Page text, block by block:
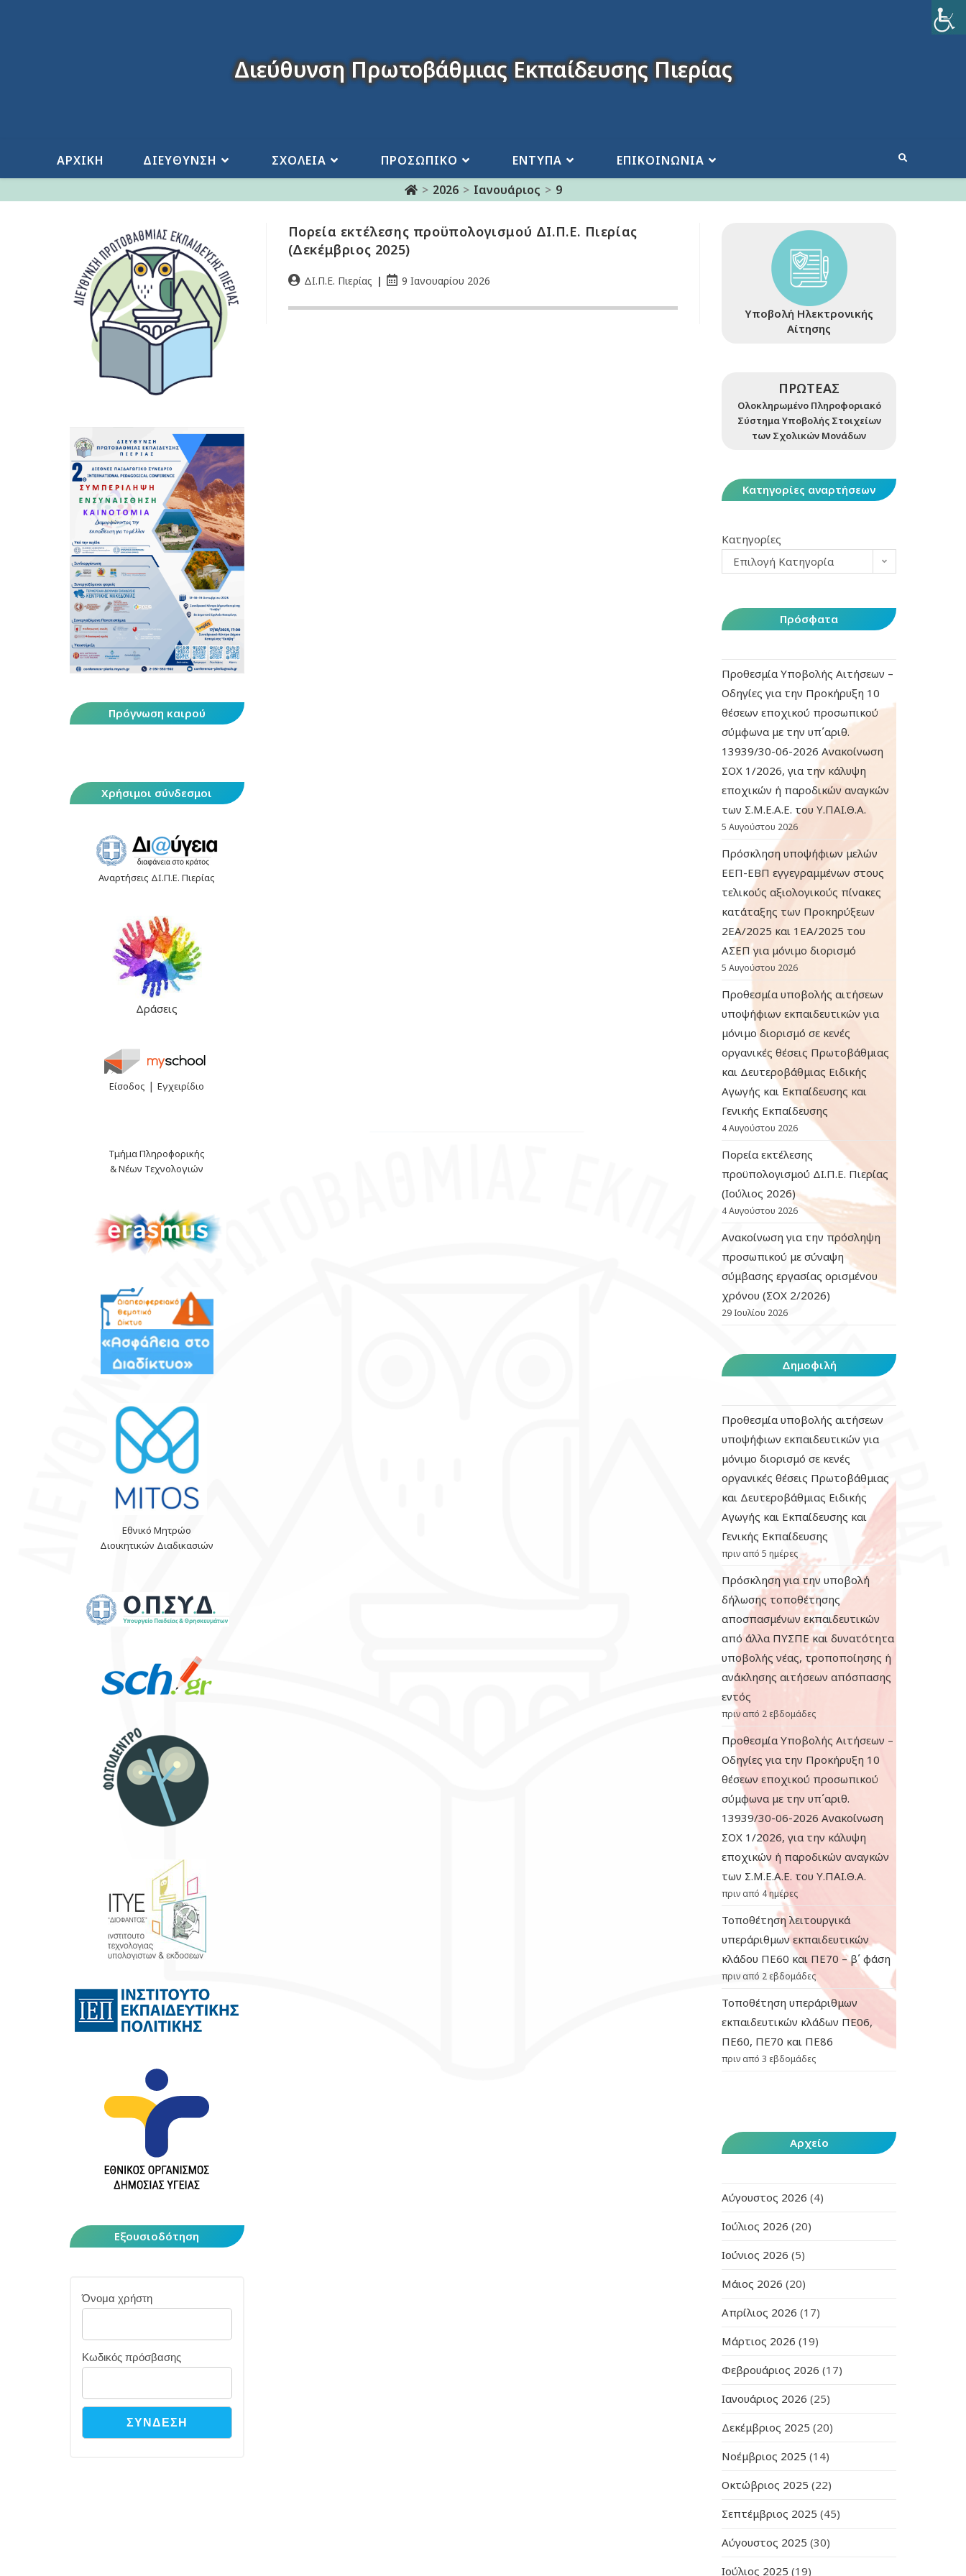
Διεύθυνση Πρωτοβάθμιας Εκπαίδευσης Πιερίας
ΑΡΧΙΚΗ ΔΙΕΥΘΥΝΣΗ ΣΧΟΛΕΙΑ ΠΡΟΣΩΠΙΚΟ ΕΝΤΥΠΑ
ΕΠΙΚΟΙΝΩΝΙΑ
> 2026 > Ιανουάριος > 9
Πορεία εκτέλεσης προϋπολογισμού ΔΙ.Π.Ε. Πιερίας
(Δεκέμβριος 2025)
ΔΙ.Π.Ε. Πιερίας 9 Ιανουαρίου 2026
Πρόγνωση καιρού
Χρήσιμοι σύνδεσμοι
Αναρτήσεις ΔΙ.Π.Ε. Πιερίας
Δράσεις
Είσοδος |Εγχειρίδιο
Τμήμα Πληροφορικής
& Νέων Τεχνολογιών
Εθνικό Μητρώο
Διοικητικών Διαδικασιών
Εξουσιοδότηση
Όνομα χρήστη
Κωδικός πρόσβασης
Υποβολή Ηλεκτρονικής
Αίτησης
ΠΡΩΤΕΑΣ
Ολοκληρωμένο Πληροφοριακό
Σύστημα Υποβολής Στοιχείων
των Σχολικών Μονάδων
Κατηγορίες αναρτήσεων
Κατηγορίες
Επιλογή Κατηγορία
Πρόσφατα
Προθεσμία Υποβολής Αιτήσεων –
Οδηγίες για την Προκήρυξη 10
θέσεων εποχικού προσωπικού
σύμφωνα με την υπ΄αριθ.
13939/30-06-2026 Ανακοίνωση
ΣΟΧ 1/2026, για την κάλυψη
εποχικών ή παροδικών αναγκών
των Σ.Μ.Ε.Α.Ε. του Υ.ΠΑΙ.Θ.Α.
5 Αυγούστου 2026
Πρόσκληση υποψήφιων μελών
ΕΕΠ-ΕΒΠ εγγεγραμμένων στους
τελικούς αξιολογικούς πίνακες
κατάταξης των Προκηρύξεων
2ΕΑ/2025 και 1ΕΑ/2025 του
ΑΣΕΠ για μόνιμο διορισμό
5 Αυγούστου 2026
Προθεσμία υποβολής αιτήσεων
υποψήφιων εκπαιδευτικών για
μόνιμο διορισμό σε κενές
οργανικές θέσεις Πρωτοβάθμιας
και Δευτεροβάθμιας Ειδικής
Αγωγής και Εκπαίδευσης και
Γενικής Εκπαίδευσης
4 Αυγούστου 2026
Πορεία εκτέλεσης
προϋπολογισμού ΔΙ.Π.Ε. Πιερίας
(Ιούλιος 2026)
4 Αυγούστου 2026
Ανακοίνωση για την πρόσληψη
προσωπικού με σύναψη
σύμβασης εργασίας ορισμένου
χρόνου (ΣΟΧ 2/2026)
29 Ιουλίου 2026
Δημοφιλή
Προθεσμία υποβολής αιτήσεων
υποψήφιων εκπαιδευτικών για
μόνιμο διορισμό σε κενές
οργανικές θέσεις Πρωτοβάθμιας
και Δευτεροβάθμιας Ειδικής
Αγωγής και Εκπαίδευσης και
Γενικής Εκπαίδευσης
πριν από 5 ημέρες
Πρόσκληση για την υποβολή
δήλωσης τοποθέτησης
αποσπασμένων εκπαιδευτικών
από άλλα ΠΥΣΠΕ και δυνατότητα
υποβολής νέας, τροποποίησης ή
ανάκλησης αιτήσεων απόσπασης
εντός
πριν από 2 εβδομάδες
Προθεσμία Υποβολής Αιτήσεων –
Οδηγίες για την Προκήρυξη 10
θέσεων εποχικού προσωπικού
σύμφωνα με την υπ΄αριθ.
13939/30-06-2026 Ανακοίνωση
ΣΟΧ 1/2026, για την κάλυψη
εποχικών ή παροδικών αναγκών
των Σ.Μ.Ε.Α.Ε. του Υ.ΠΑΙ.Θ.Α.
πριν από 4 ημέρες
Τοποθέτηση λειτουργικά
υπεράριθμων εκπαιδευτικών
κλάδου ΠΕ60 και ΠΕ70 – β΄ φάση
πριν από 2 εβδομάδες
Τοποθέτηση υπεράριθμων
εκπαιδευτικών κλάδων ΠΕ06,
ΠΕ60, ΠΕ70 και ΠΕ86
πριν από 3 εβδομάδες
Αρχείο
Αύγουστος 2026 (4)
Ιούλιος 2026 (20)
Ιούνιος 2026 (5)
Μάιος 2026 (20)
Απρίλιος 2026 (17)
Μάρτιος 2026 (19)
Φεβρουάριος 2026 (17)
Ιανουάριος 2026 (25)
Δεκέμβριος 2025 (20)
Νοέμβριος 2025 (14)
Οκτώβριος 2025 (22)
Σεπτέμβριος 2025 (45)
Αύγουστος 2025 (30)
Ιούλιος 2025 (19)